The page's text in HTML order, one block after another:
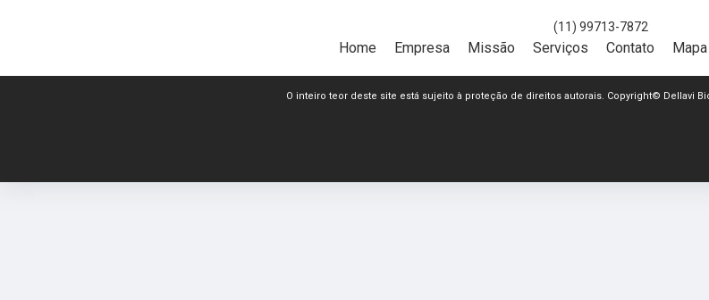
(11) 99713-7872
Home Empresa Missão Serviços Contato
O inteiro teor deste site está sujeito à proteção de direitos autorais. Copyright© Dellavi